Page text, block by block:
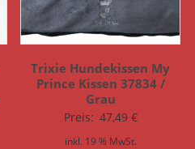
Trixie Hundekissen My
Prince Kissen 37834 /
Grau
Preis: 47,49 €
inkl. 19 % MwSt.